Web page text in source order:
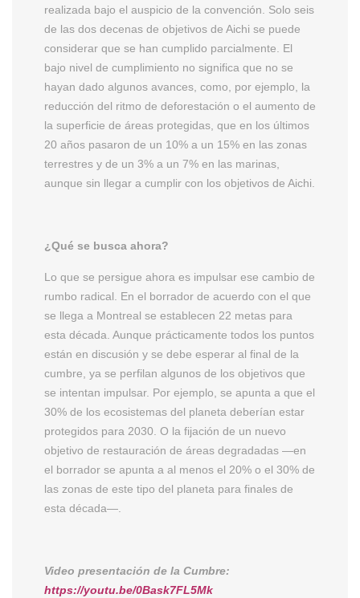
realizada bajo el auspicio de la convención. Solo seis
de las dos decenas de objetivos de Aichi se puede
considerar que se han cumplido parcialmente. El
bajo nivel de cumplimiento no significa que no se
hayan dado algunos avances, como, por ejemplo, la
reducción del ritmo de deforestación o el aumento de
la superficie de áreas protegidas, que en los últimos
20 años pasaron de un 10% a un 15% en las zonas
terrestres y de un 3% a un 7% en las marinas,
aunque sin llegar a cumplir con los objetivos de Aichi.
¿Qué se busca ahora?
Lo que se persigue ahora es impulsar ese cambio de
rumbo radical. En el borrador de acuerdo con el que
se llega a Montreal se establecen 22 metas para
esta década. Aunque prácticamente todos los puntos
están en discusión y se debe esperar al final de la
cumbre, ya se perfilan algunos de los objetivos que
se intentan impulsar. Por ejemplo, se apunta a que el
30% de los ecosistemas del planeta deberían estar
protegidos para 2030. O la fijación de un nuevo
objetivo de restauración de áreas degradadas —en
el borrador se apunta a al menos el 20% o el 30% de
las zonas de este tipo del planeta para finales de
esta década—.
Video presentación de la Cumbre:
https://youtu.be/0Bask7FL5Mk